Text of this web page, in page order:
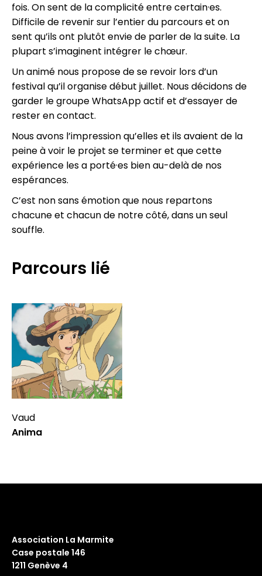
fois. On sent de la complicité entre certain·es.
Difficile de revenir sur l’entier du parcours et on
sent qu’ils ont plutôt envie de parler de la suite. La
plupart s’imaginent intégrer le chœur.
Un animé nous propose de se revoir lors d’un
festival qu’il organise début juillet. Nous décidons de
garder le groupe WhatsApp actif et d’essayer de
rester en contact.
Nous avons l’impression qu’elles et ils avaient de la
peine à voir le projet se terminer et que cette
expérience les a porté·es bien au-delà de nos
espérances.
C’est non sans émotion que nous repartons
chacune et chacun de notre côté, dans un seul
souffle.
Parcours lié
Vaud
Anima
Association La Marmite
Case postale 146
1211 Genève 4